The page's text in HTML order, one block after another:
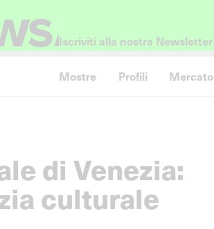
Iscriviti alla nostra Newsletter
Mostre Profili Mercato
di Venezia:
culturale